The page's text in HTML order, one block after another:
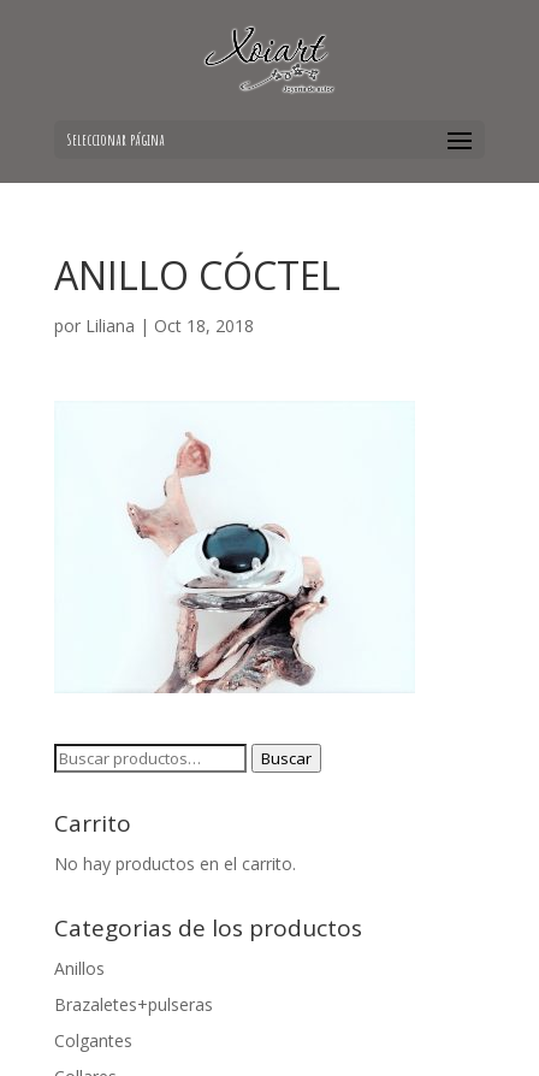
Seleccionar página
ANILLO CÓCTEL
por Liliana | Oct 18, 2018
Buscar
Buscar
Carrito
No hay productos en el carrito.
Categorias de los productos
Anillos
Brazaletes+pulseras
Colgantes